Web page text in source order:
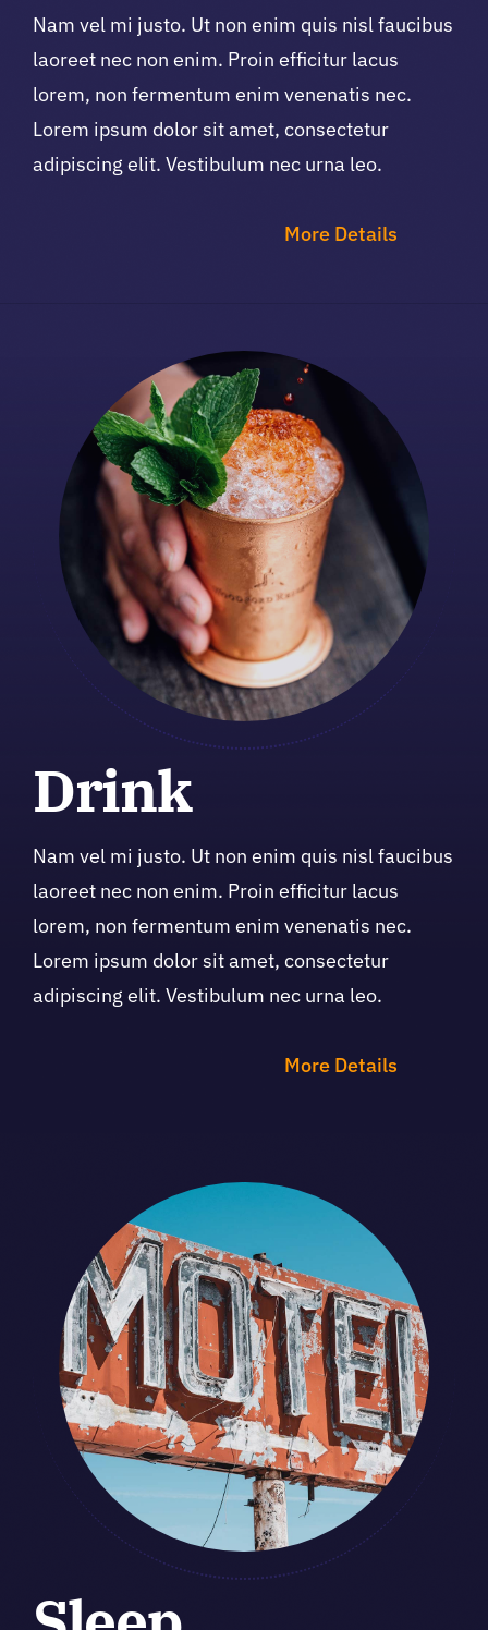
Nam vel mi justo. Ut non enim quis nisl faucibus
laoreet nec non enim. Proin efficitur lacus
lorem, non fermentum enim venenatis nec.
Lorem ipsum dolor sit amet, consectetur
adipiscing elit. Vestibulum nec urna leo.
More Details
Drink
Nam vel mi justo. Ut non enim quis nisl faucibus
laoreet nec non enim. Proin efficitur lacus
lorem, non fermentum enim venenatis nec.
Lorem ipsum dolor sit amet, consectetur
adipiscing elit. Vestibulum nec urna leo.
More Details